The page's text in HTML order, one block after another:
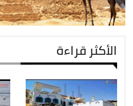
الأكثر قراءة